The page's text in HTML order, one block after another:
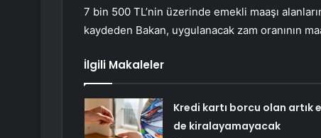
7 bin 500 TL’nin üzerinde emekli maaşı
kaydeden Bakan, uygulanacak zam oranının
İlgili Makaleler
Kredi kartı borcu olan artık
de kiralayamayacak